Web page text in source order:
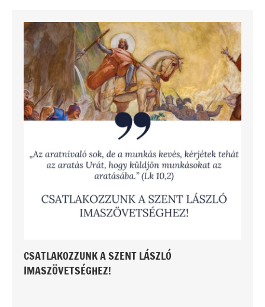
CSATLAKOZZUNK A SZENT LÁSZLÓ
IMASZÖVETSÉGHEZ!